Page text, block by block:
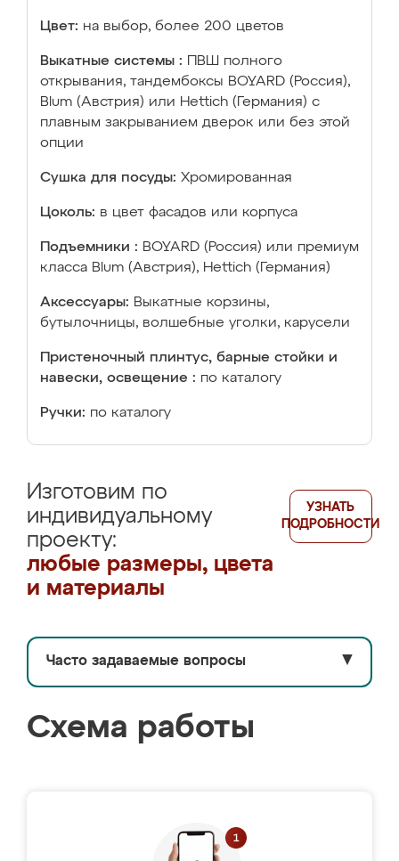
Цвет: на выбор, более 200 цветов
Выкатные системы :
ПВШ полного
открывания, тандембоксы BOYARD (Россия),
Blum (Австрия) или Hettich (Германия) с
плавным закрыванием дверок или без этой
опции
Сушка для посуды: Хромированная
Цоколь: в цвет фасадов или корпуса
Подъемники : BOYARD (Россия) или премиум
класса Blum (Австрия), Hettich (Германия)
Аксессуары: Выкатные корзины,
бутылочницы, волшебные уголки, карусели
Пристеночный плинтус, барные стойки и
навески, освещение : по каталогу
Ручки: по каталогу
Изготовим по
индивидуальному
проекту:
любые размеры, цвета
и материалы
УЗНАТЬ
ПОДРОБНОСТИ
Часто задаваемые вопросы ▼
Схема работы